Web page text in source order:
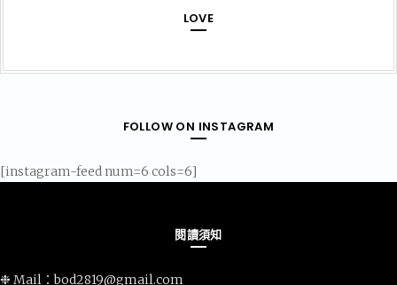
LOVE
FOLLOW ON INSTAGRAM
[instagram-feed num=6 cols=6]
閱讀須知
❉ Mail：bod2819@gmail.com